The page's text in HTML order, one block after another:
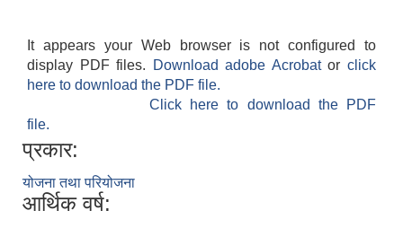
It appears your Web browser is not configured to
display PDF files.
Download adobe Acrobatorclick
here to download the PDF file.
Click here to download the PDF
file.
प्रकार:
योजना तथा परियोजना
आर्थिक वर्ष: